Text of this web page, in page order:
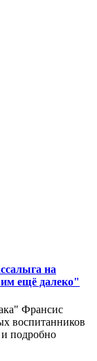
на
ещё далеко"
Франсис
воспитанников
подробно